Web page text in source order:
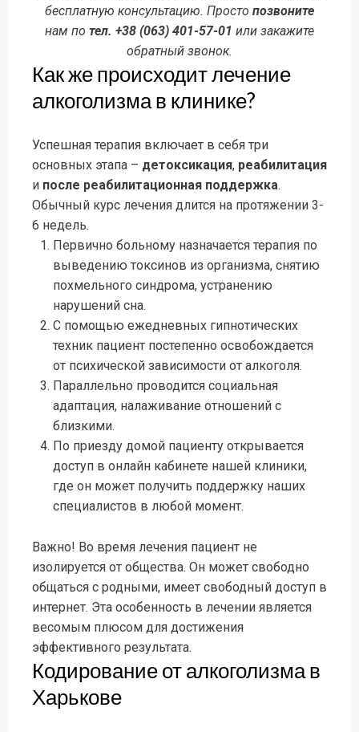
бесплатную консультацию. Просто позвоните
нам по тел. +38 (063) 401-57-01 или закажите
обратный звонок.
Как же происходит лечение
алкоголизма в клинике?
Успешная терапия включает в себя три
основных этапа – детоксикация, реабилитация
и после реабилитационная поддержка.
Обычный курс лечения длится на протяжении 3-
6 недель.
Первично больному назначается терапия по
выведению токсинов из организма, снятию
похмельного синдрома, устранению
нарушений сна.
С помощью ежедневных гипнотических
техник пациент постепенно освобождается
от психической зависимости от алкоголя.
Параллельно проводится социальная
адаптация, налаживание отношений с
близкими.
По приезду домой пациенту открывается
доступ в онлайн кабинете нашей клиники,
где он может получить поддержку наших
специалистов в любой момент.
Важно! Во время лечения пациент не
изолируется от общества. Он может свободно
общаться с родными, имеет свободный доступ в
интернет. Эта особенность в лечении является
весомым плюсом для достижения
эффективного результата.
Кодирование от алкоголизма в
Харькове